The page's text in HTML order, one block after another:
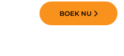
BOEK NU